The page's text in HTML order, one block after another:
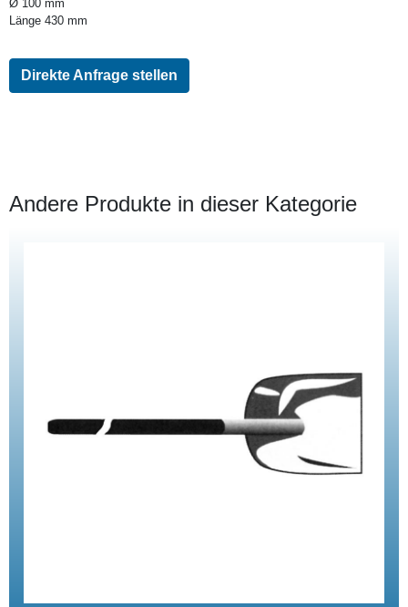
Ø 100 mm
Länge 430 mm
Direkte Anfrage stellen
Andere Produkte in dieser Kategorie